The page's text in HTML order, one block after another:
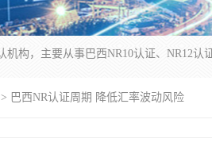
> 巴西NR认证周期 降低汇率波动风险